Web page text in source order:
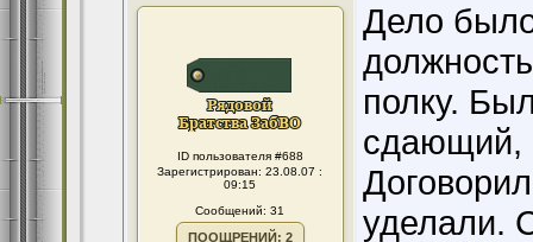
ID пользователя #688
Зарегистрирован: 23.08.07 :
09:15
Сообщений: 31
ПООЩРЕНИЙ: 2
Дело
полку.
сдающий,
уделали.